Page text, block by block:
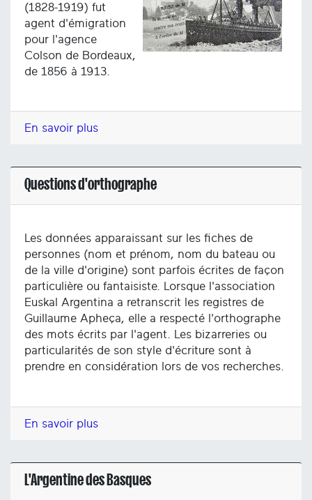
(1828-1919) fut
agent d'émigration
pour l'agence
Colson de Bordeaux,
de 1856 à 1913.
En savoir plus
Questions d'orthographe
Les données apparaissant sur les fiches de
personnes (nom et prénom, nom du bateau ou
de la ville d'origine) sont parfois écrites de façon
particulière ou fantaisiste. Lorsque l'association
Euskal Argentina a retranscrit les registres de
Guillaume Apheça, elle a respecté l'orthographe
des mots écrits par l'agent. Les bizarreries ou
particularités de son style d'écriture sont à
prendre en considération lors de vos recherches.
En savoir plus
L'Argentine des Basques